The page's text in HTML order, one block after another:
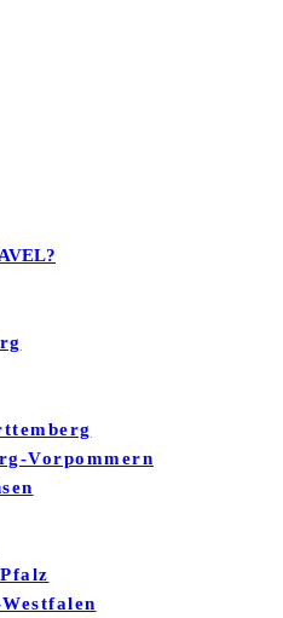
Vorpommern